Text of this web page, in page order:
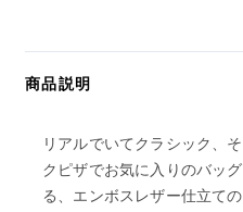
商品説明
リアルでいてクラシック、
クピザでお気に入りのバッ
る、エンボスレザー仕立ての